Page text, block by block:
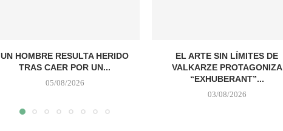
UN HOMBRE RESULTA HERIDO
TRAS CAER POR UN...
05/08/2026
EL ARTE SIN LÍMITES DE
VALKARZE PROTAGONIZA
“EXHUBERANT”...
03/08/2026